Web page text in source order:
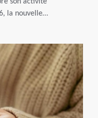
la nouvelle